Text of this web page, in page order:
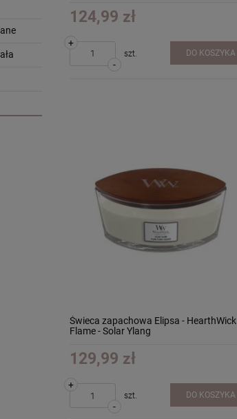
124,99 zł
-
+
szt. DO KOSZYKA
Świeca zapachowa Elipsa - HearthWick
Flame - Solar Ylang
129,99 zł
-
+
szt. DO KOSZYKA